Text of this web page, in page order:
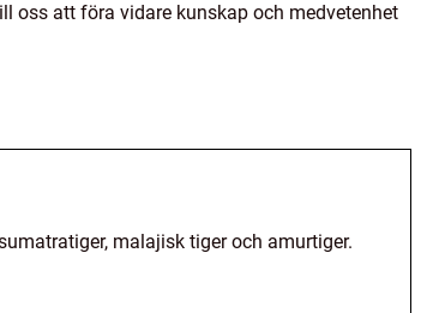
oss att föra vidare kunskap och medvetenhet
malajisk tiger och amurtiger.